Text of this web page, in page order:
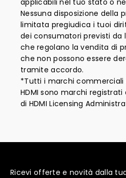
Nessuna disposizione della
limitata pregiudica i tuoi
dei consumatori previsti da
che regolano la vendita di
che non possono essere
tramite accordo.
*Tutti i marchi commerciali
HDMI sono marchi
di HDMI Licensing
Ricevi offerte e novità dalla